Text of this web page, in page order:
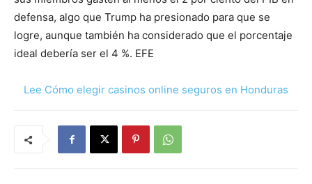
defensa, algo que Trump ha presionado para que se
logre, aunque también ha considerado que el porcentaje
ideal debería ser el 4 %. EFE
Lee Cómo elegir casinos online seguros en Honduras